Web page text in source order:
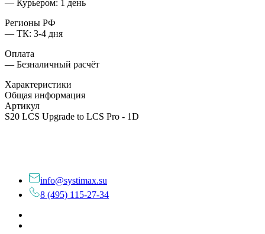
— Курьером: 1 день
Регионы РФ
— ТК: 3-4 дня
Оплата
— Безналичный расчёт
Характеристики
Общая информация
Артикул
S20 LCS Upgrade to LCS Pro - 1D
info@systimax.su
8 (495) 115-27-34